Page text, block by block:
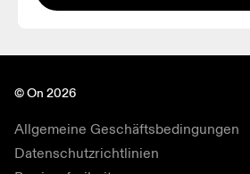
© On 2026
Allgemeine Geschäftsbedingungen
Datenschutzrichtlinien